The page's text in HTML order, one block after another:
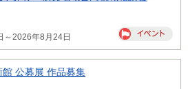
～2026年8月24日
館 公募展 作品募集